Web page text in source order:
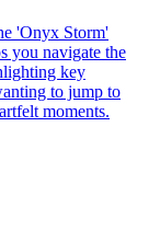
'Onyx Storm'
you navigate the
key
to jump to
moments.